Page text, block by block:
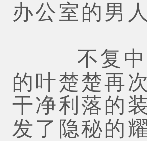
办公室的男
不复中午
的叶楚楚再
干净利落的
发了隐秘的